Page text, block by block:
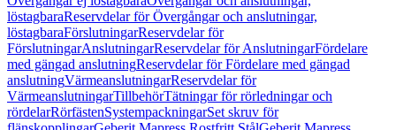
löstagbaraReservdelar för Övergångar och anslutningar,
löstagbaraFörslutningarReservdelar för
FörslutningarAnslutningarReservdelar för AnslutningarFördelare
med gängad anslutningReservdelar för Fördelare med gängad
anslutningVärmeanslutningarReservdelar för
VärmeanslutningarTillbehörTätningar för rörledningar och
rördelarRörfästenSystempackningarSet skruv för